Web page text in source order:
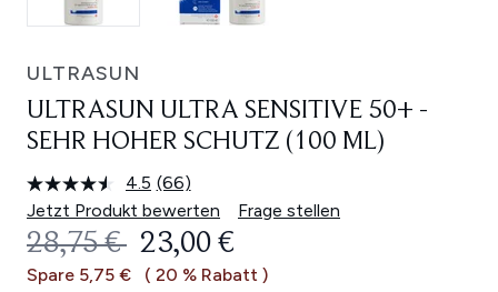
ULTRASUN
ULTRASUN ULTRA SENSITIVE 50+ -
SEHR HOHER SCHUTZ (100 ML)
4.5 66
Bewertungen
lesen.
Link
auf
derselben
(66)
Jetzt Produkt bewerten
Frage stellen
UNVERBINDLICHE
28,75 € AKTUELLER PREIS:
23,00 €
Spare 5,75 € ( 20 % Rabatt )